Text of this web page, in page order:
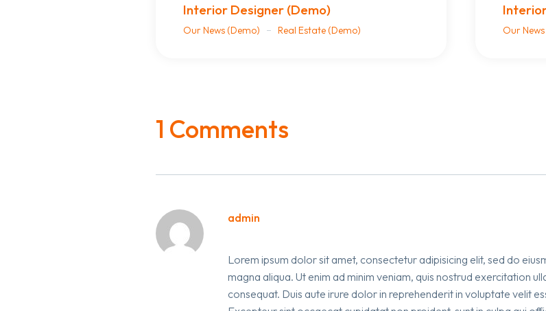
Interior Designer (Demo)
Our News (Demo) Real Estate (Demo) Our
1 Comments
admin
Lorem ipsum dolor sit amet, consectetur adipisicing elit, sed do
magna aliqua. Ut enim ad minim veniam, quis nostrud exercitation
consequat. Duis aute irure dolor in reprehenderit in voluptate velit